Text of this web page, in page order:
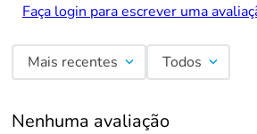
Faça login para escrever uma
Mais recentes Todos
Nenhuma avaliação